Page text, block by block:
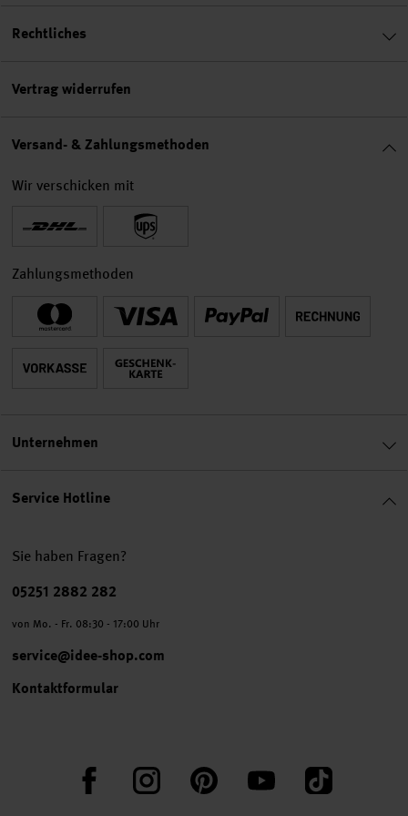
Service Hotline
Sie haben Fragen?
Telefonnummer
05251 2882 282
von Mo. - Fr. 08:30 - 17:00 Uhr
service@idee-shop.com
Kontaktformular
FacebookInstagram PinterestYouTube TikTok
Rechtliches
Vertrag widerrufen
Versand- & Zahlungsmethoden
Wir verschicken mit
Zahlungsmethoden
Unternehmen